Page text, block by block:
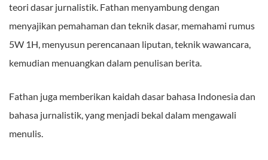
teori dasar jurnalistik. Fathan menyambung dengan
menyajikan pemahaman dan teknik dasar, memahami rumus
5W 1H, menyusun perencanaan liputan, teknik wawancara,
kemudian menuangkan dalam penulisan berita.
Fathan juga memberikan kaidah dasar bahasa Indonesia dan
bahasa jurnalistik, yang menjadi bekal dalam mengawali
menulis.